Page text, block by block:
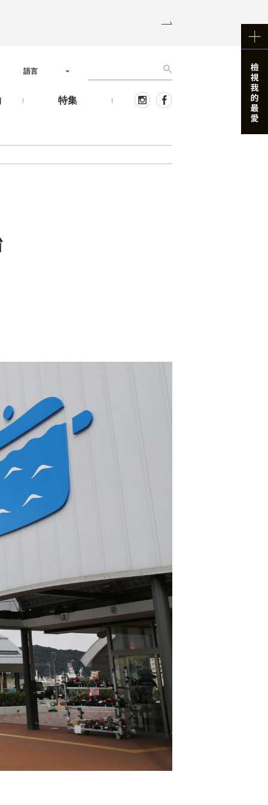
特集
語言